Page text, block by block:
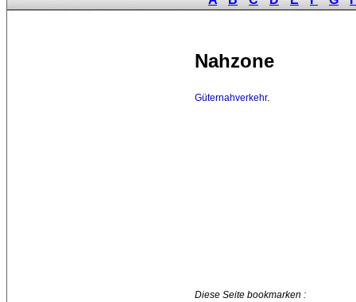
Nahzone
Güternahverkehr.
Diese Seite bookmarken :